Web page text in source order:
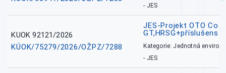
- JES
KUOK 92121/2026
KÚOK/75279/2026/OŽPZ/7288
JES-Projekt OTO
Kategorie: Jednotná
- JES